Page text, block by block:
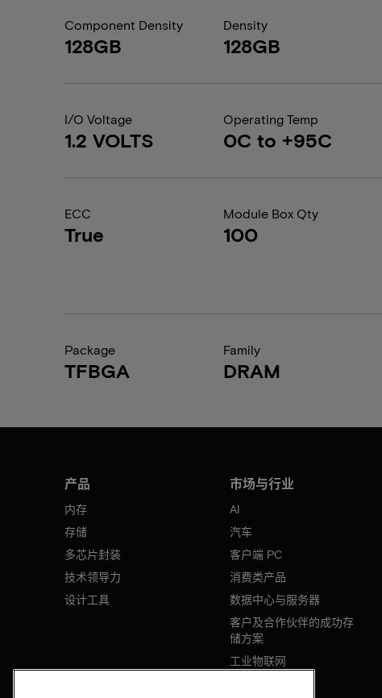
Component Density
128GB
Density
128GB
I/O Voltage
1.2 VOLTS
Operating Temp
0C to +95C
ECC
True
Module Box Qty
100
Package
TFBGA
Family
DRAM
产品
内存
存储
多芯片封装
技术领导力
设计工具
市场与行业
AI
汽车
客户端 PC
消费类产品
数据中心与服务器
客户及合作伙伴的成功存
储方案
工业物联网